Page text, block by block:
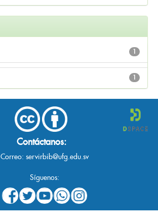
1
1
Contáctanos:
Correo: servirbib@ufg.edu.sv
Síguenos: